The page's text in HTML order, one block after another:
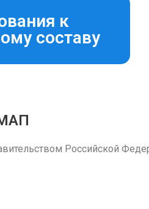
к
составу
Российской